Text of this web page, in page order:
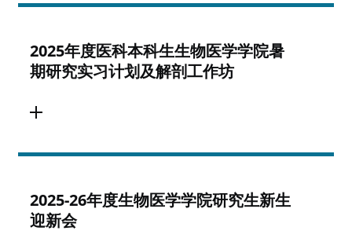
2025年度医科本科生生物医学学院暑
期研究实习计划及解剖工作坊
2025-26年度生物医学学院研究生新生
迎新会